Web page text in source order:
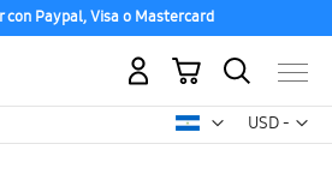
con Paypal, Visa o Mastercard
USD -
dólar
Mi carrito